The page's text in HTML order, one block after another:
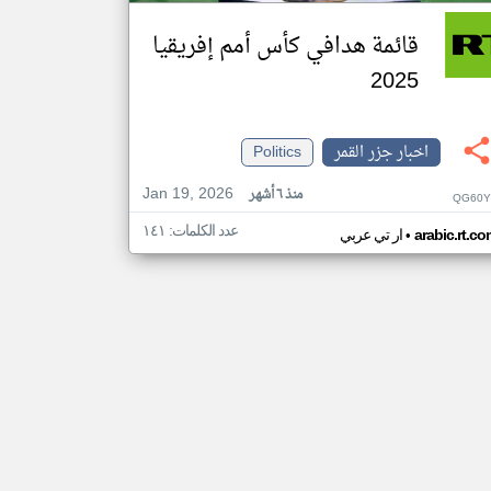
قائمة هدافي كأس أمم إفريقيا
2025
اخبار جزر القمر
Politics
Jan 19, 2026
منذ ٦ أشهر
ار تي عربي• عدد الكلمات: ١٤١